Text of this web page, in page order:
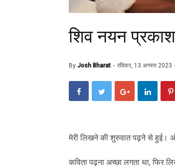
शिव नयन प्रकाश
By Josh Bharat रविवार, 13 अगस्त 2023
मेरी लिखने की शुरुवात पढ़ने से हुई।
कविता पढ़ना अच्छा लगता था, फिर